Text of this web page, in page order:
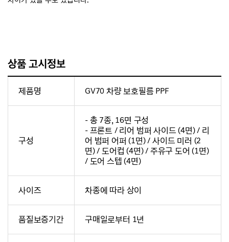
상품 고시정보
제품명 GV70 차량 보호필름 PPF
구성
- 총 7종, 16면 구성
- 프론트 / 리어 범퍼 사이드 (4면) / 리
어 범퍼 어퍼 (1면) / 사이드 미러 (2
면) / 도어컵 (4면) / 주유구 도어 (1면)
/ 도어 스텝 (4면)
사이즈 차종에 따라 상이
품질보증기간 구매일로부터 1년